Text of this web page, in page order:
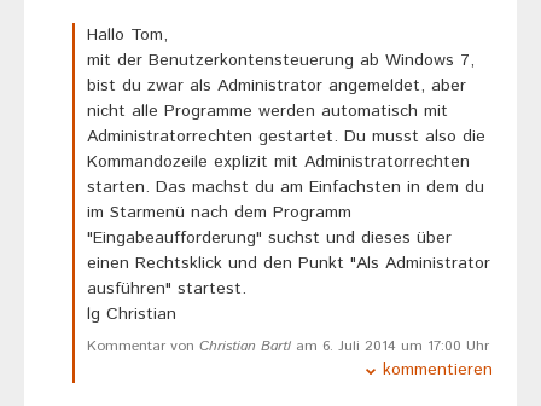
Hallo Tom,
mit der Benutzerkontensteuerung ab Windows 7,
bist du zwar als Administrator angemeldet, aber
nicht alle Programme werden automatisch mit
Administratorrechten gestartet. Du musst also die
Kommandozeile explizit mit Administratorrechten
starten. Das machst du am Einfachsten in dem du
im Starmenü nach dem Programm
"Eingabeaufforderung" suchst und dieses über
einen Rechtsklick und den Punkt "Als Administrator
ausführen" startest.
lg Christian
Kommentar von Christian Bartl am 6. Juli 2014 um 17:00 Uhr
kommentieren